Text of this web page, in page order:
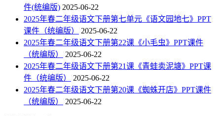
件(统编版) 2025-06-22
2025年春二年级语文下册第七单元《语文园地七》PPT
课件（统编版）
2025-06-22
2025年春二年级语文下册第22课《小毛虫》PPT课件
（统编版）
2025-06-22
2025年春二年级语文下册第21课《青蛙卖泥塘》PPT课
件（统编版）
2025-06-22
2025年春二年级语文下册第20课《蜘蛛开店》PPT课件
（统编版）
2025-06-22